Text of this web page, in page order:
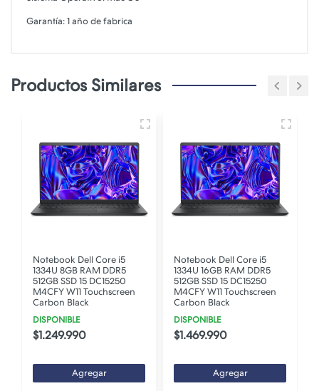
Garantía: 1 año de fabrica
Productos Similares
Notebook Dell Core i5
1334U 8GB RAM DDR5
512GB SSD 15 DC15250
M4CFY W11 Touchscreen
Carbon Black
DISPONIBLE
$1.249.990
Agregar
Notebook Dell Core i5
1334U 16GB RAM DDR5
512GB SSD 15 DC15250
M4CFY W11 Touchscreen
Carbon Black
DISPONIBLE
$1.469.990
Agregar